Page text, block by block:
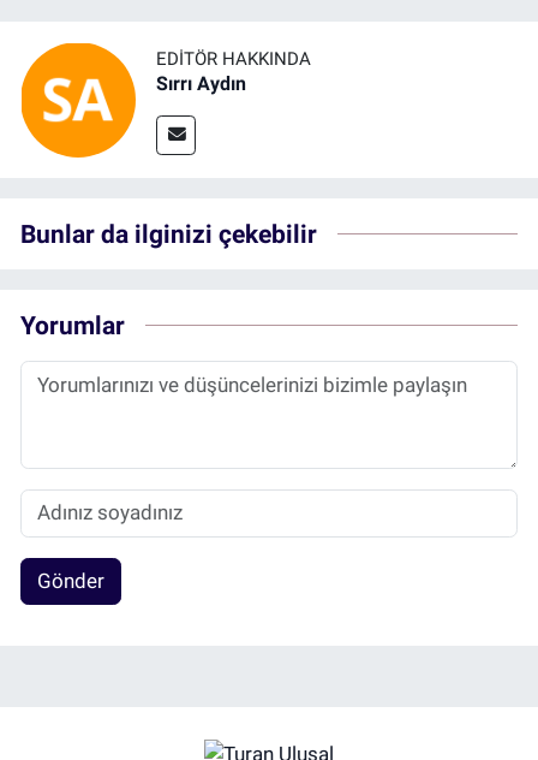
EDITÖR HAKKINDA
Sırrı Aydın
Bunlar da ilginizi çekebilir
Yorumlar
Gönder